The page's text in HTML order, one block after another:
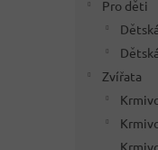
Pro děti
Zvířata